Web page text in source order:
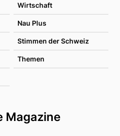
Wirtschaft
Nau Plus
Stimmen der Schweiz
Themen
Magazine